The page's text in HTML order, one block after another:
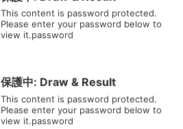
This content is password protected.
Please enter your password below to
view it.password
保護中: Draw & Result
This content is password protected.
Please enter your password below to
view it.password